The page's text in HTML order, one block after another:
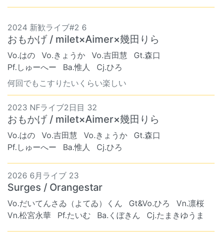
2024 新歓ライブ#2 6
おもかげ / milet×Aimer×幾田りら
Vo.はの Vo.きょうか Vo.吉田慧
Gt.森口
Pf.しゅーへー
Ba.惟人
Cj.ひろ
何回でもこすりたいくらい楽しい
2023 NFライブ2日目 32
おもかげ / milet×Aimer×幾田りら
Vo.はの Vo.吉田慧 Vo.きょうか
Gt.森口
Pf.しゅーへー
Ba.惟人 Cj.ひろ
2026 6月ライブ 23
Surges / Orangestar
Vo.だいてんさゐ（よてゐ）くん Gt&Vo.ひろ
Vn.凛桜
Vn.松宮永華
Pf.たいむ Ba.くぼきん Cj.たまきゆうま